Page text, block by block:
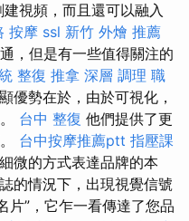
視頻，而且還可以融入
按摩 ssl 新竹 外燴 推薦
，但是有一些值得關注的
整復 推拿 深層 調理 職
優勢在於，由於可視化，
台中 整復 他們提供了更
台中按摩推薦ptt 指壓課
微的方式表達品牌的本
的情況下，出現視覺信號
片”，它乍一看傳達了您品